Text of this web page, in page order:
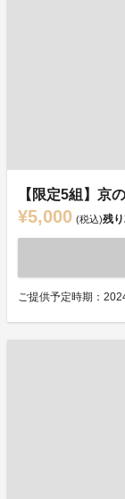
【限定5組】京
¥5,000 (税込)残り
ご提供予定時期：